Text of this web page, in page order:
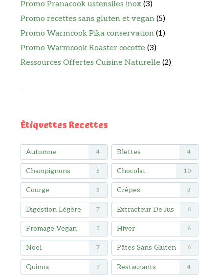
Promo Pranacook ustensiles inox (3)
Promo recettes sans gluten et vegan (5)
Promo Warmcook Pika conservation (1)
Promo Warmcook Roaster cocotte (3)
Ressources Offertes Cuisine Naturelle (2)
Étiquettes Recettes
Automne 4 Blettes 4
Champignons 5 Chocolat 10
Courge 3 Crêpes 3
Digestion Légère 7 Extracteur De Jus 6
Fromage Vegan 5 Hiver 6
Noël 7 Pâtes Sans Gluten 6
Quinoa 7 Restaurants 4